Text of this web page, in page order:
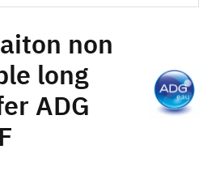
non
long
ADG